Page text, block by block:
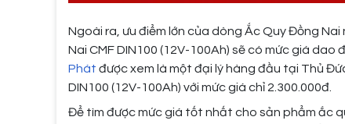
Ngoài ra, ưu điểm lớn của dòng Ắc Quy Đồng
Nai CMF DIN100 (12V-100Ah) sẽ có mức giá dao
Phát được xem là một đại lý hàng đầu tại Thủ
DIN100 (12V-100Ah) với mức giá chỉ 2.300.000đ.
Để tìm được mức giá tốt nhất cho sản phẩm ắc